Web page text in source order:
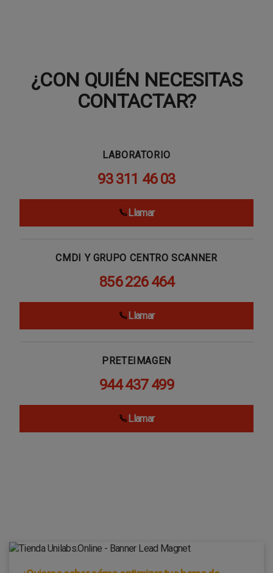
¿CON QUIÉN NECESITAS
CONTACTAR?
LABORATORIO
93 311 46 03
Llamar
CMDI Y GRUPO CENTRO SCANNER
856 226 464
Llamar
PRETEIMAGEN
944 437 499
Llamar